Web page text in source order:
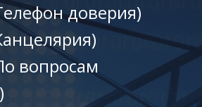
доверия)
вопросам